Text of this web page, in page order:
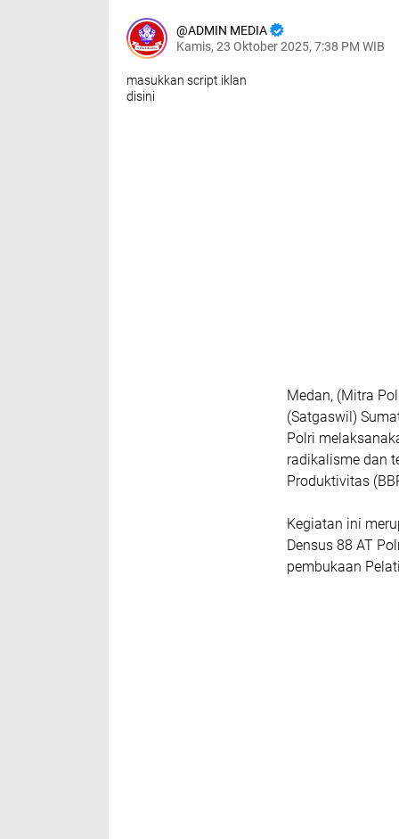
ADMIN MEDIA
Kamis, 23 Oktober 2025, 7:38 PM WIB
masukkan script iklan
disini
Medan, (Mitra
(Satgaswil)
Polri
radikalisme dan
Produktivitas
Kegiatan ini
Densus 88 AT
pembukaan